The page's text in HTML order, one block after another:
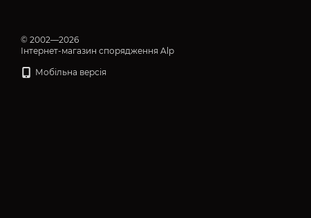
© 2002—2026
Інтернет-магазин спорядження Alp
Мобільна версія